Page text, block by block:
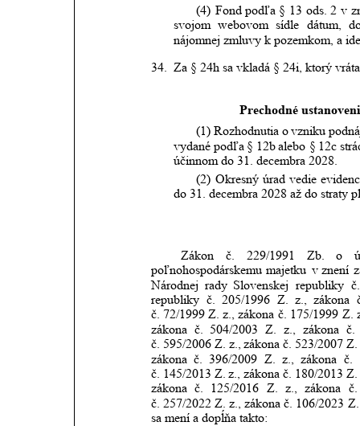
(4) Fond podľa § 13 ods. 2 v
svojom webovom sídle dátum,
nájomnej zmluvy k pozemkom, a
34. Za § 24h sa vkladá § 24i, ktorý
Prechodné
(1) Rozhodnutia ovzniku
vydané podľa § 12b alebo § 12c
účinnom do 31. decembra 2028.
(2) Okresný úrad vedie
do 31. decembra 2028 až do straty
Zákon č. 229/1991 Zb. o
poľnohospodárskemu majetku v znení
Národnej rady Slovenskej republiky č.
republiky č. 205/1996 Z. z., zákona
č. 72/1999 Z. z., zákona č. 175/1999 Z.
zákona č. 504/2003 Z. z., zákona č.
č. 595/2006 Z. z., zákona č. 523/2007 Z.
zákona č. 396/2009 Z. z., zákona č.
č. 145/2013 Z. z., zákona č. 180/2013 Z.
zákona č. 125/2016 Z. z., zákona
č.
č. 257/2022 Z. z., zákona č. 106/2023 Z.
sa mení a dopĺňa takto: